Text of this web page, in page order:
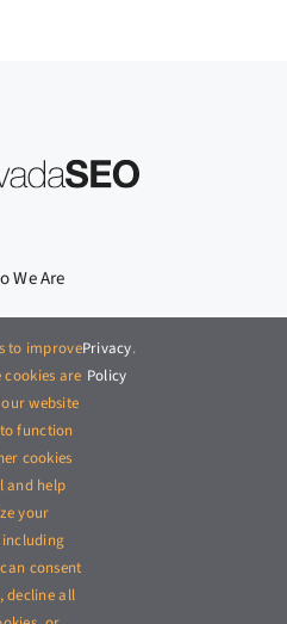
We Are
We Do
We Work
APPLY
News
Website Builder
• Developed by
to improve
cookies are
website
function
cookies
and help
your
including
consent
decline all
Privacy
Policy
.